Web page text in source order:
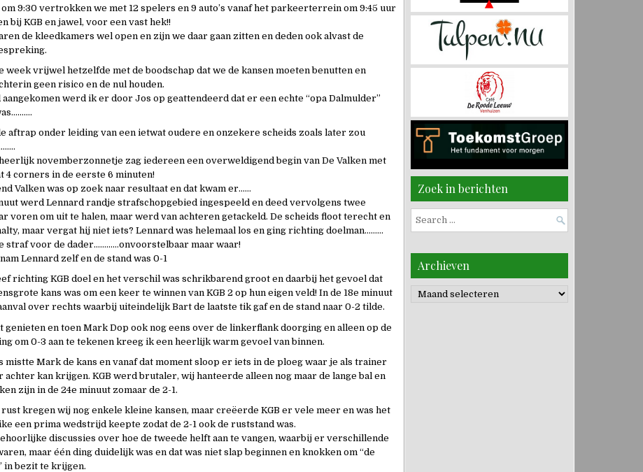
9:30 vertrokken we met 12 spelers en 9 auto’s vanaf het parkeerterrein om 9:45 uur
bij KGB en jawel, voor een vast hek!!
de kleedkamers wel open en zijn we daar gaan zitten en deden ook alvast de
week vrijwel hetzelfde met de boodschap dat we de kansen moeten benutten en
geen risico en de nul houden.
aangekomen werd ik er door Jos op geattendeerd dat er een echte “opa Dalmulder”
aftrap onder leiding van een ietwat oudere en onzekere scheids zoals later zou
novemberzonnetje zag iedereen een overweldigend begin van De Valken met
4 corners in de eerste 6 minuten!
Valken was op zoek naar resultaat en dat kwam er……
werd Lennard randje strafschopgebied ingespeeld en deed vervolgens twee
voren om uit te halen, maar werd van achteren getackeld. De scheids floot terecht en
maar vergat hij niet iets? Lennard was helemaal los en ging richting doelman………
straf voor de dader…………onvoorstelbaar maar waar!
Lennard zelf en de stand was 0-1
richting KGB doel en het verschil was schrikbarend groot en daarbij het gevoel dat
kans was om een keer te winnen van KGB 2 op hun eigen veld! In de 18e minuut
over rechts waarbij uiteindelijk Bart de laatste tik gaf en de stand naar 0-2 tilde.
genieten en toen Mark Dop ook nog eens over de linkerflank doorging en alleen op de
om 0-3 aan te tekenen kreeg ik een heerlijk warm gevoel van binnen.
mistte Mark de kans en vanaf dat moment sloop er iets in de ploeg waar je als trainer
achter kan krijgen. KGB werd brutaler, wij hanteerde alleen nog maar de lange bal en
zijn in de 24e minuut zomaar de 2-1.
kregen wij nog enkele kleine kansen, maar creëerde KGB er vele meer en was het
een prima wedstrijd keepte zodat de 2-1 ook de ruststand was.
discussies over hoe de tweede helft aan te vangen, waarbij er verschillende
maar één ding duidelijk was en dat was niet slap beginnen en knokken om “de
in bezit te krijgen.
Zoek in berichten
Search
for:
Archieven
Archieven